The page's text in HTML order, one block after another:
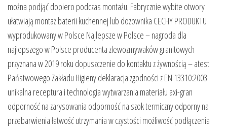
można podjąć dopiero podczas montażu. Fabrycznie wybite otwory
ułatwiają montaż baterii kuchennej lub dozownika CECHY PRODUKTU
wyprodukowany w Polsce Najlepsze w Polsce – nagroda dla
najlepszego w Polsce producenta zlewozmywaków granitowych
przyznana w 2019 roku dopuszczenie do kontaktu z żywnością – atest
Państwowego Zakładu Higieny deklaracja zgodności z EN 13310:2003
unikalna receptura i technologia wytwarzania materiału axi-gran
odporność na zarysowania odporność na szok termiczny odporny na
przebarwienia łatwość utrzymania w czystości możliwość podłączenia